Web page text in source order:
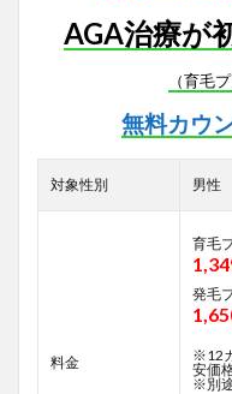
AGA治療が
（育毛
無料カウ
対象性別 男性
料金
育毛
発毛
※12
安価
※別